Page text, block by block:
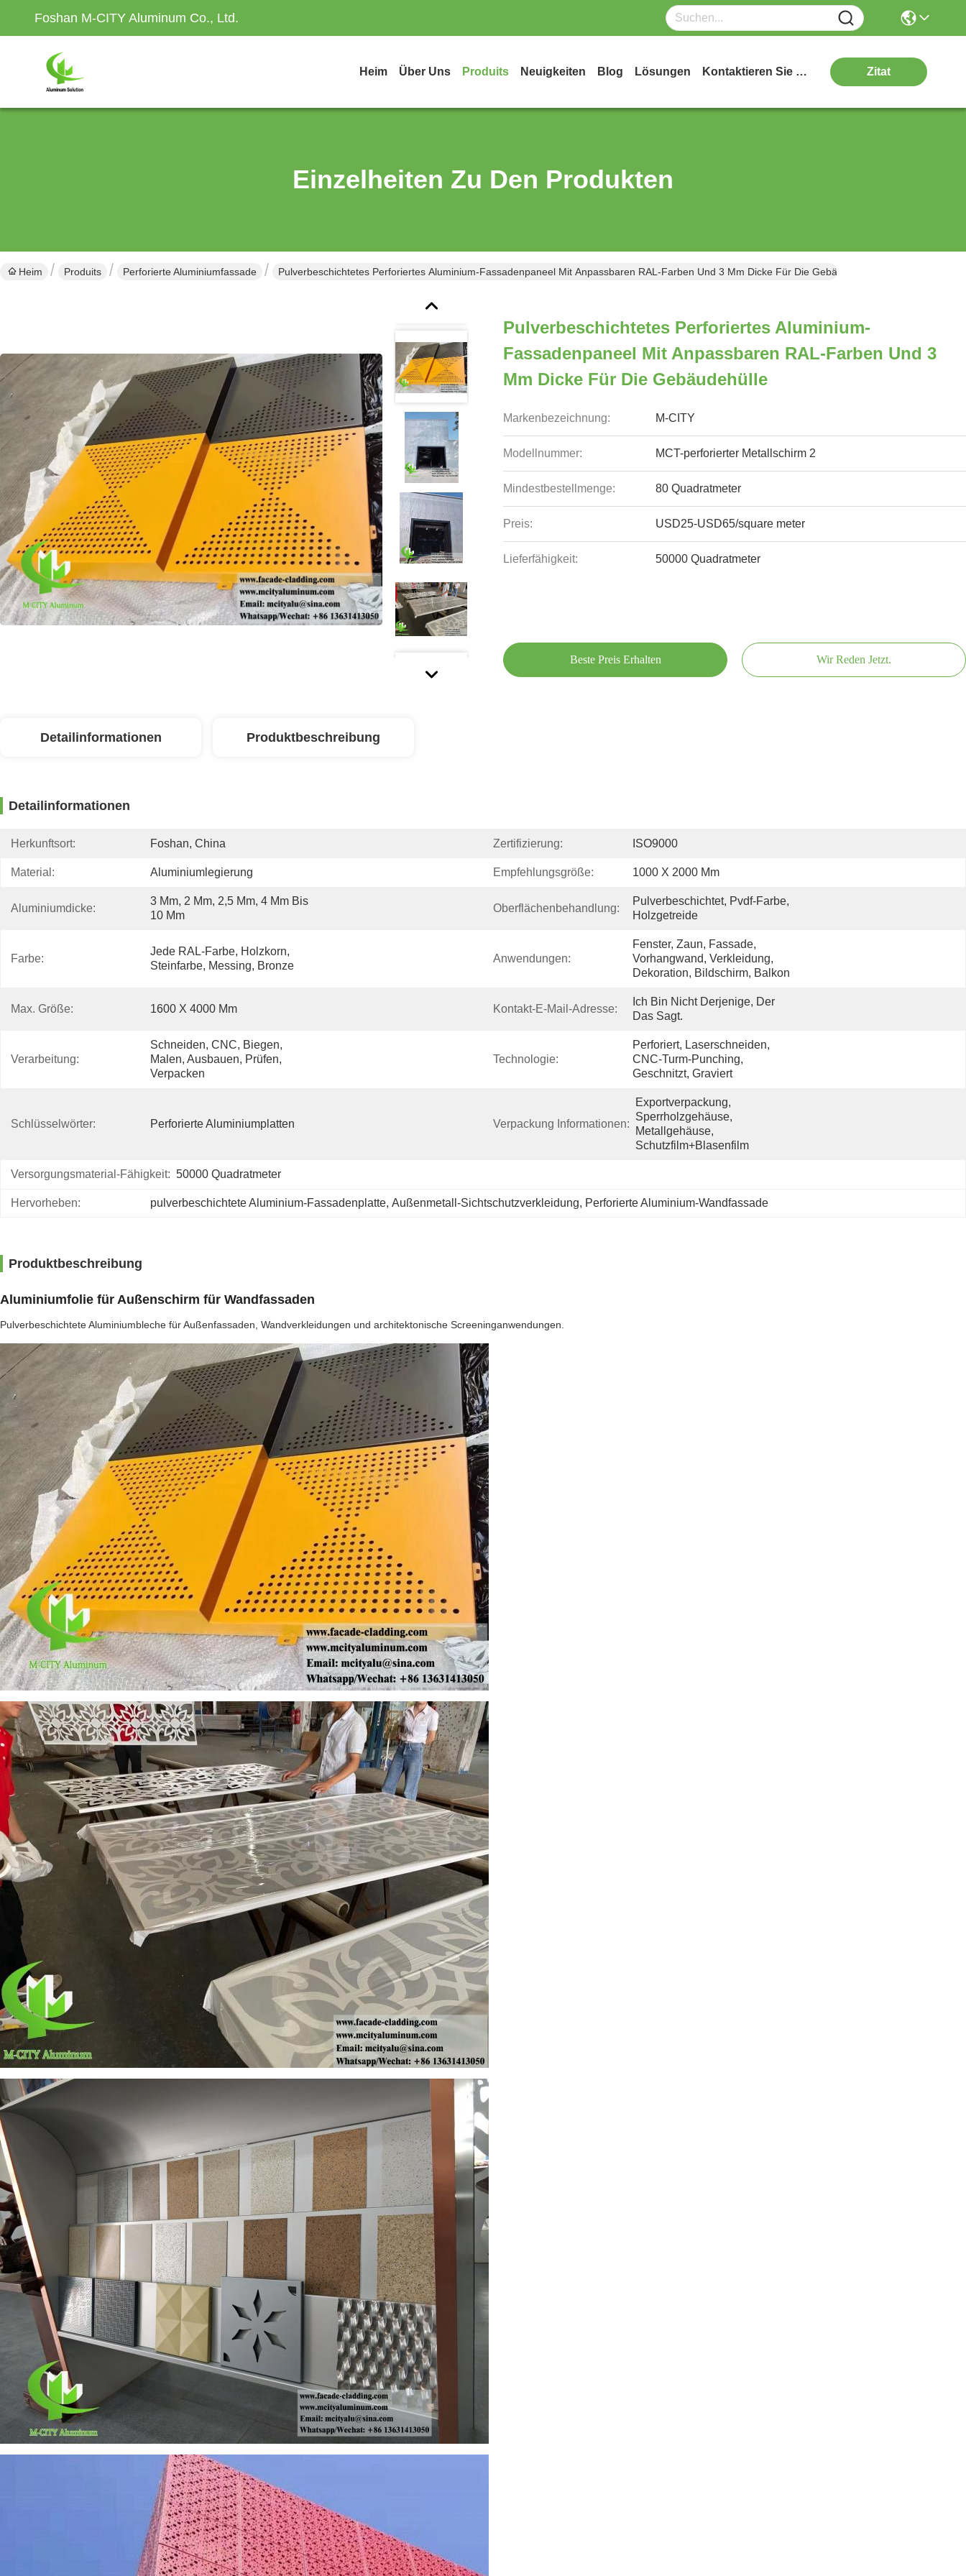
Foshan M-CITY Aluminum Co., Ltd.
Heim Über Uns Produits Neuigkeiten Blog Lösungen Kontaktieren Sie Uns Zitat
Einzelheiten Zu Den Produkten
Heim Produits Perforierte Aluminiumfassade Pulverbeschichtetes Perforiertes Aluminium-Fassadenpaneel Mit Anpassbaren RAL-Farben Und 3 Mm Dicke Für Die Gebäudehülle
Pulverbeschichtetes Perforiertes Aluminium-
Fassadenpaneel Mit Anpassbaren RAL-Farben Und 3
Mm Dicke Für Die Gebäudehülle
Markenbezeichnung: M-CITY
Modellnummer: MCT-perforierter Metallschirm 2
Mindestbestellmenge: 80 Quadratmeter
Preis: USD25-USD65/square meter
Lieferfähigkeit: 50000 Quadratmeter
Beste Preis Erhalten Wir Reden Jetzt.
Detailinformationen Produktbeschreibung
Detailinformationen
Herkunftsort: Foshan, China Zertifizierung: ISO9000
Material: Aluminiumlegierung Empfehlungsgröße: 1000 X 2000 Mm
Aluminiumdicke:
3 Mm, 2 Mm, 2,5 Mm, 4 Mm Bis
10 Mm
Oberflächenbehandlung:
Pulverbeschichtet, Pvdf-Farbe,
Holzgetreide
Farbe:
Jede RAL-Farbe, Holzkorn,
Steinfarbe, Messing, Bronze
Anwendungen:
Fenster, Zaun, Fassade,
Vorhangwand, Verkleidung,
Dekoration, Bildschirm, Balkon
Max. Größe: 1600 X 4000 Mm Kontakt-E-Mail-Adresse:
Ich Bin Nicht Derjenige, Der
Das Sagt.
Verarbeitung:
Schneiden, CNC, Biegen,
Malen, Ausbauen, Prüfen,
Verpacken
Technologie:
Perforiert, Laserschneiden,
CNC-Turm-Punching,
Geschnitzt, Graviert
Schlüsselwörter: Perforierte Aluminiumplatten Verpackung Informationen:
Exportverpackung,
Sperrholzgehäuse,
Metallgehäuse,
Schutzfilm+Blasenfilm
Versorgungsmaterial-Fähigkeit: 50000 Quadratmeter
Hervorheben: pulverbeschichtete Aluminium-Fassadenplatte, Außenmetall-Sichtschutzverkleidung, Perforierte Aluminium-Wandfassade
Produktbeschreibung
Aluminiumfolie für Außenschirm für Wandfassaden
Pulverbeschichtete Aluminiumbleche für Außenfassaden, Wandverkleidungen und architektonische Screeninganwendungen.